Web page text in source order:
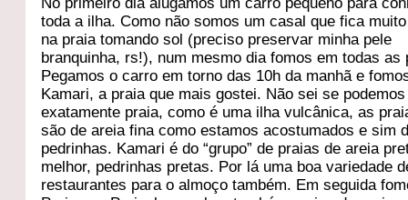
toda a ilha. Como não somos um casal que fica
na praia tomando sol (preciso preservar minha pele
branquinha, rs!), num mesmo dia fomos em todas
Pegamos o carro em torno das 10h da manhã e
Kamari, a praia que mais gostei. Não sei se
exatamente praia, como é uma ilha vulcânica, as
são de areia fina como estamos acostumados e sim
pedrinhas. Kamari é do “grupo” de praias de areia
melhor, pedrinhas pretas. Por lá uma boa variedade
restaurantes para o almoço também. Em seguida